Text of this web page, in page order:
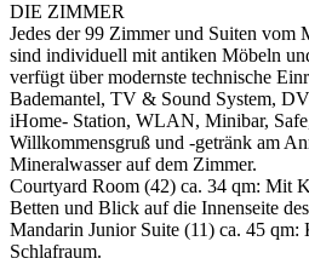
DIE ZIMMER
Jedes der 99 Zimmer und Suiten vom
sind individuell mit antiken Möbeln
verfügt über modernste technische
Bademantel, TV & Sound System,
iHome- Station, WLAN, Minibar,
Willkommensgruß und -getränk am
Mineralwasser auf dem Zimmer.
Courtyard Room (42) ca. 34 qm: Mit
Betten und Blick auf die Innenseite
Mandarin Junior Suite (11) ca. 45
Schlafraum.